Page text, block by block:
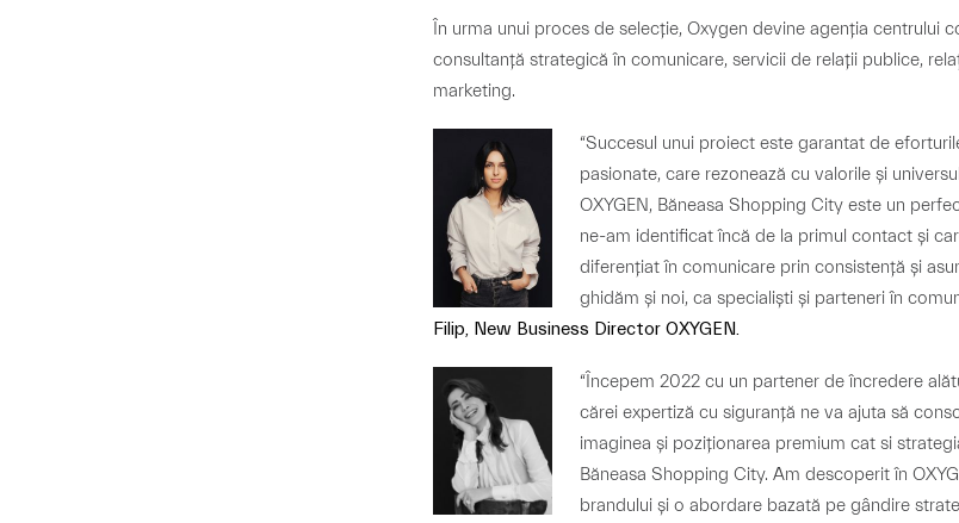
În urma unui proces de selecție, Oxygen devine agenția centrului
consultanță strategică în comunicare, servicii de relații publice,
marketing.
“Succesul unui proiect este garantat de
pasionate, care rezonează cu valorile și
OXYGEN, Băneasa Shopping City este un
ne-am identificat încă de la primul contact și
diferențiat în comunicare prin consistență și
ghidăm și noi, ca specialiști și parteneri în
Filip, New Business Director OXYGEN.
“Începem 2022 cu un partener de încredere
cărei expertiză cu siguranță ne va ajuta să
imaginea și poziționarea premium cat si
Băneasa Shopping City. Am descoperit în
brandului și o abordare bazată pe gândire